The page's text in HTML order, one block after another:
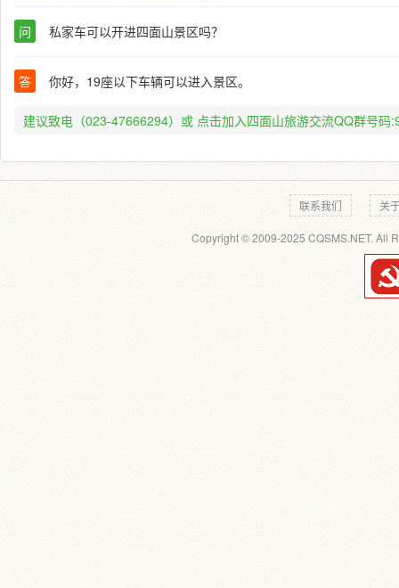
问 私家车可以开进四面山景区吗？
答 你好，19座以下车辆可以进入景区。
建议致电（023-47666294）或 点击加入四面山旅游交流QQ群号码
联系我们 关
Copyright © 2009-2025 CQSMS.NET. All